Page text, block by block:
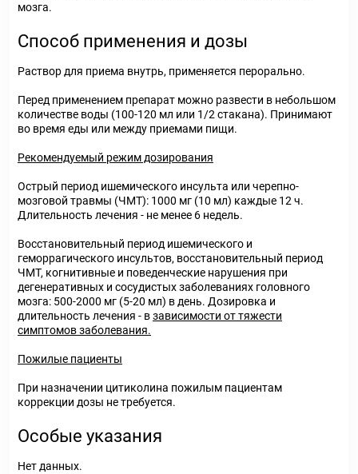
мозга.
Способ применения и дозы
Раствор для приема внутрь, применяется перорально.
Перед применением препарат можно развести в небольшом
количестве воды (100-120 мл или 1/2 стакана). Принимают
во время еды или между приемами пищи.
Рекомендуемый режим дозирования
Острый период ишемического инсульта или черепно-
мозговой травмы (ЧМТ): 1000 мг (10 мл) каждые 12 ч.
Длительность лечения - не менее 6 недель.
Восстановительный период ишемического и
геморрагического инсультов, восстановительный период
ЧМТ, когнитивные и поведенческие нарушения при
дегенеративных и сосудистых заболеваниях головного
мозга: 500-2000 мг (5-20 мл) в день. Дозировка и
длительность лечения - взависимости от тяжести
симптомов заболевания.
Пожилые пациенты
При назначении цитиколина пожилым пациентам
коррекции дозы не требуется.
Особые указания
Нет данных.